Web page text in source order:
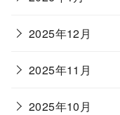
2025年12月
2025年11月
2025年10月